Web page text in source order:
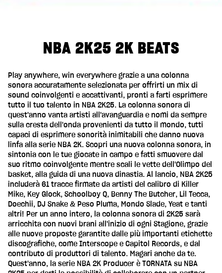
NBA 2K25 2K BEATS
Play anywhere, win everywhere grazie a una colonna
sonora accuratamente selezionata per offrirti un mix di
sound coinvolgenti e accattivanti, pronti a farti esprimere
tutto il tuo talento in NBA 2K25. La colonna sonora di
quest'anno vanta artisti all'avanguardia e nomi da sempre
sulla cresta dell'onda provenienti da tutto il mondo, tutti
capaci di esprimere sonorità inimitabili che danno nuova
linfa alla serie NBA 2K. Scopri una nuova colonna sonora, in
sintonia con le tue giocate in campo e fatti smuovere dal
suo ritmo coinvolgente mentre scali le vette dell'Olimpo del
basket, alla guida di una nuova dinastia. Al lancio, NBA 2K25
includerà 61 tracce firmate da artisti del calibro di Killer
Mike, Key Glock, Schoolboy Q, Benny The Butcher, Lil Tecca,
Doechii, DJ Snake & Peso Pluma, Mondo Slade, Yeat e tanti
altri! Per un anno intero, la colonna sonora di 2K25 sarà
arricchita con nuovi brani all'inizio di ogni Stagione, grazie
alle nuove proposte garantite dalle più importanti etichette
discografiche, come Interscope e Capitol Records, e dal
contributo di produttori di talento. Magari anche da te.
Quest'anno, la serie NBA 2K Producer è TORNATA su NBA